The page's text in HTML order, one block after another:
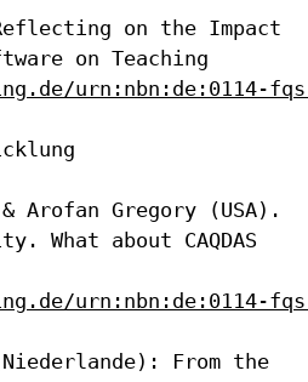
on the Impact
on Teaching
urn:nbn:de:0114-
Arofan Gregory (USA).
What about CAQDAS
urn:nbn:de:0114-
From the